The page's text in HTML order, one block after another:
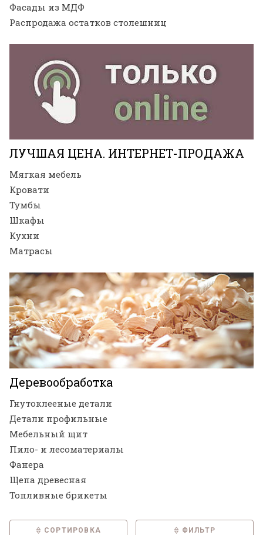
Фасады из МДФ
Распродажа остатков столешниц
ЛУЧШАЯ ЦЕНА. ИНТЕРНЕТ-ПРОДАЖА
Мягкая мебель
Кровати
Тумбы
Шкафы
Кухни
Матрасы
Деревообработка
Гнутоклееные детали
Детали профильные
Мебельный щит
Пило- и лесоматериалы
Фанера
Щепа древесная
Топливные брикеты
СОРТИРОВКА ФИЛЬТР